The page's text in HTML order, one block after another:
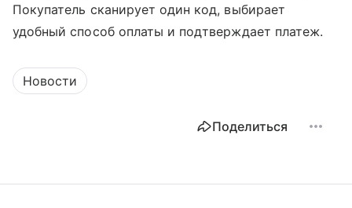
Покупатель сканирует один код, выбирает
удобный способ оплаты и подтверждает платеж.
Новости
Поделиться